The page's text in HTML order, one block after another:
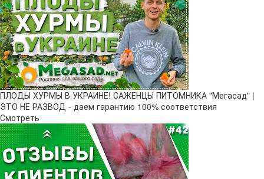
ПЛОДЫ ХУРМЫ В УКРАИНЕ! САЖЕНЦЫ ПИТОМНИКА "Мегасад" |
ЭТО НЕ РАЗВОД - даем гарантию 100% соответствия
Смотреть